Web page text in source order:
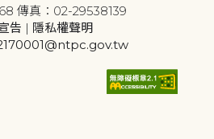
傳真：02-29538139
告 | 隱私權聲明